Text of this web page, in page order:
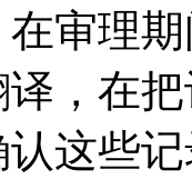
审理
译，在
这些